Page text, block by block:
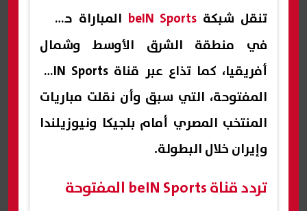
تنقل شبكة beIN Sports المباراة حصريًا
في منطقة الشرق الأوسط وشمال
أفريقيا، كما تذاع عبر قناة beIN Sports
المفتوحة، التي سبق وأن نقلت مباريات
المنتخب المصري أمام بلجيكا ونيوزيلندا
وإيران خلال البطولة.
تردد قناة beIN Sports المفتوحة